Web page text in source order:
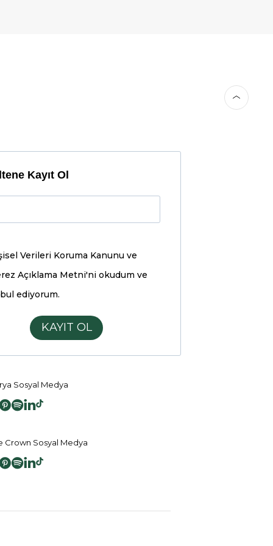
Kayıt Ol
Verileri Koruma Kanunu ve
Açıklama Metni'ni okudum ve
ediyorum.
KAYIT OL
Sosyal Medya
Crown Sosyal Medya